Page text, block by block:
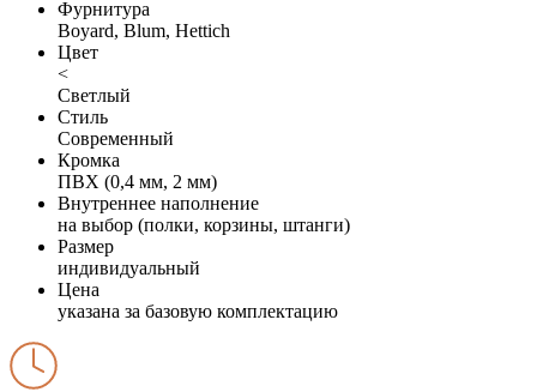
Фурнитура
Boyard, Blum, Hettich
Цвет
<
Светлый
Стиль
Современный
Кромка
ПВХ (0,4 мм, 2 мм)
Внутреннее наполнение
на выбор (полки, корзины, штанги)
Размер
индивидуальный
Цена
указана за базовую комплектацию